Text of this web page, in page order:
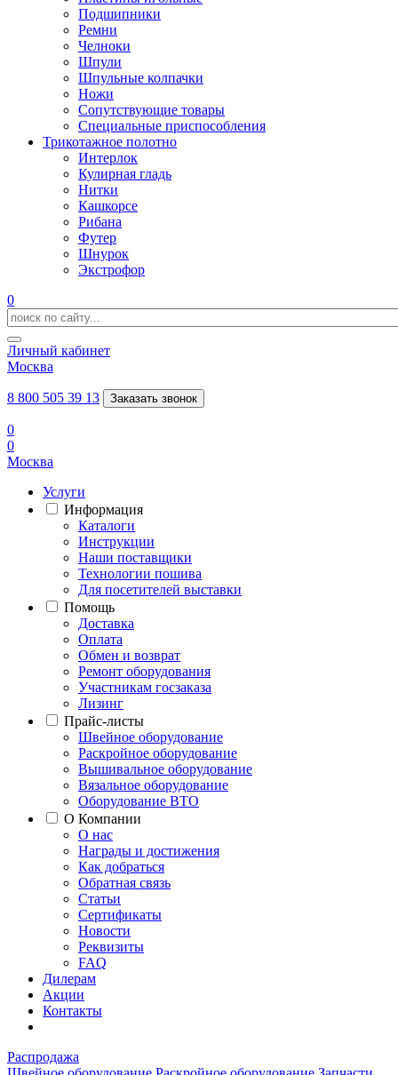
Подшипники
Ремни
Челноки
Шпули
Шпульные колпачки
Ножи
Сопутствующие товары
Специальные приспособления
Трикотажное полотно
Интерлок
Кулирная гладь
Нитки
Кашкорсе
Рибана
Футер
Шнурок
Экстрофор
0
Личный кабинет
Москва
8 800 505 39 13 Заказать звонок
0
0
Москва
Услуги
Информация
Каталоги
Инструкции
Наши поставщики
Технологии пошива
Для посетителей выставки
Помощь
Доставка
Оплата
Обмен и возврат
Ремонт оборудования
Участникам госзаказа
Лизинг
Прайс-листы
Швейное оборудование
Раскройное оборудование
Вышивальное оборудование
Вязальное оборудование
Оборудование ВТО
О Компании
О нас
Награды и достижения
Как добраться
Обратная связь
Статьи
Сертификаты
Новости
Реквизиты
FAQ
Дилерам
Акции
Контакты
Распродажа